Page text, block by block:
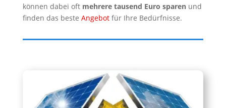
können dabei oft mehrere tausend Euro sparenund
finden das beste Angebotfür Ihre Bedürfnisse.